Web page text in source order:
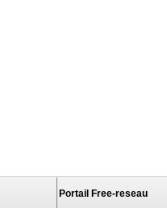
Portail Free-reseau